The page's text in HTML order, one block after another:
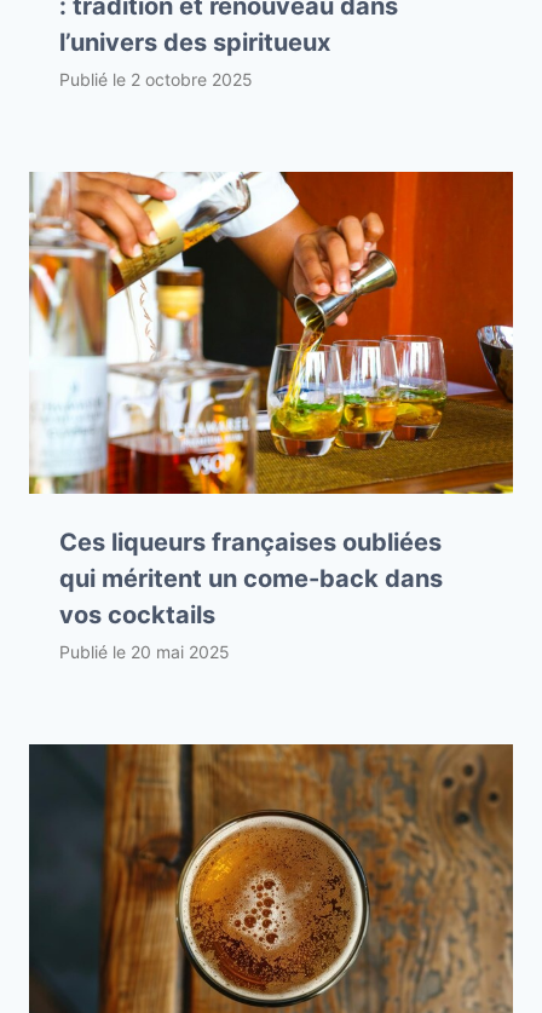
l’univers des spiritueux
Publié le 2 octobre 2025
Ces liqueurs françaises oubliées
qui méritent un come-back dans
vos cocktails
Publié le 20 mai 2025